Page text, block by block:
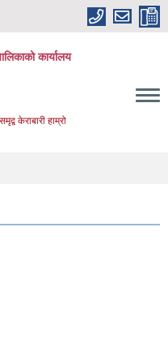
कार्यालय
केराबारी हाम्रो